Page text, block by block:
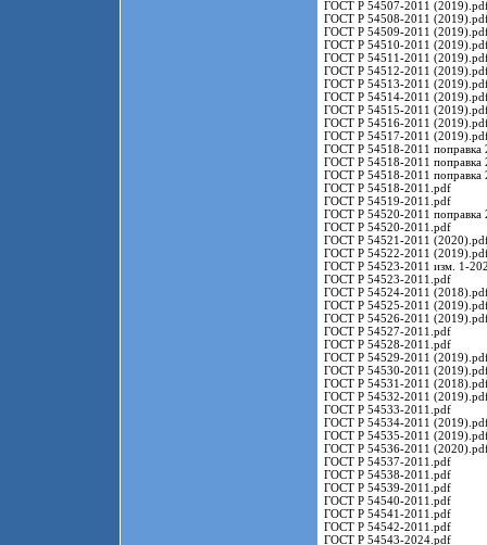
ГОСТ Р 54507-2011
ГОСТ Р 54508-2011
ГОСТ Р 54509-2011
ГОСТ Р 54510-2011
ГОСТ Р 54511-2011
ГОСТ Р 54512-2011
ГОСТ Р 54513-2011
ГОСТ Р 54514-2011
ГОСТ Р 54515-2011
ГОСТ Р 54516-2011
ГОСТ Р 54517-2011
ГОСТ Р 54518-2011 поправка
ГОСТ Р 54518-2011 поправка
ГОСТ Р 54518-2011 поправка
ГОСТ Р 54518-2011.pdf
ГОСТ Р 54519-2011.pdf
ГОСТ Р 54520-2011 поправка
ГОСТ Р 54520-2011.pdf
ГОСТ Р 54521-2011
ГОСТ Р 54522-2011
ГОСТ Р 54523-2011 изм. 1-
ГОСТ Р 54523-2011.pdf
ГОСТ Р 54524-2011
ГОСТ Р 54525-2011
ГОСТ Р 54526-2011
ГОСТ Р 54527-2011.pdf
ГОСТ Р 54528-2011.pdf
ГОСТ Р 54529-2011
ГОСТ Р 54530-2011
ГОСТ Р 54531-2011
ГОСТ Р 54532-2011
ГОСТ Р 54533-2011.pdf
ГОСТ Р 54534-2011
ГОСТ Р 54535-2011
ГОСТ Р 54536-2011
ГОСТ Р 54537-2011.pdf
ГОСТ Р 54538-2011.pdf
ГОСТ Р 54539-2011.pdf
ГОСТ Р 54540-2011.pdf
ГОСТ Р 54541-2011.pdf
ГОСТ Р 54542-2011.pdf
ГОСТ Р 54543-2024.pdf